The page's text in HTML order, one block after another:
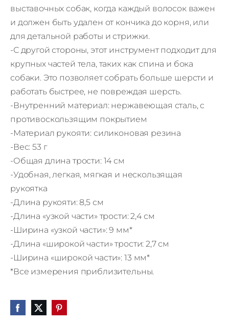
выставочных собак, когда каждый волосок важен
и должен быть удален от кончика до корня, или
для детальной работы и стрижки.
-С другой стороны, этот инструмент подходит для
крупных частей тела, таких как спина и бока
собаки. Это позволяет собрать больше шерсти и
работать быстрее, не повреждая шерсть.
-Внутренний материал: нержавеющая сталь, с
противоскользящим покрытием
-Материал рукояти: силиконовая резина
-Вес: 53 г
-Общая длина трости: 14 см
-Удобная, легкая, мягкая и нескользящая
рукоятка
-Длина рукояти: 8,5 см
-Длина «узкой части» трости: 2,4 см
-Ширина «узкой части»: 9 мм*
-Длина «широкой части» трости: 2,7 см
-Ширина «широкой части»: 13 мм*
*Все измерения приблизительны.